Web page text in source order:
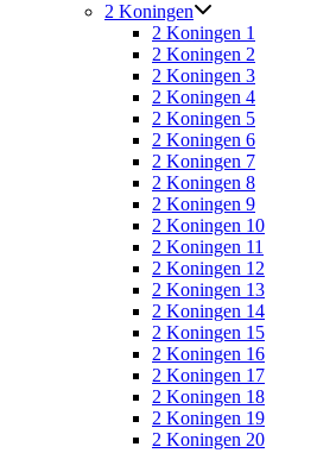
2 Koningen
2 Koningen 1
2 Koningen 2
2 Koningen 3
2 Koningen 4
2 Koningen 5
2 Koningen 6
2 Koningen 7
2 Koningen 8
2 Koningen 9
2 Koningen 10
2 Koningen 11
2 Koningen 12
2 Koningen 13
2 Koningen 14
2 Koningen 15
2 Koningen 16
2 Koningen 17
2 Koningen 18
2 Koningen 19
2 Koningen 20